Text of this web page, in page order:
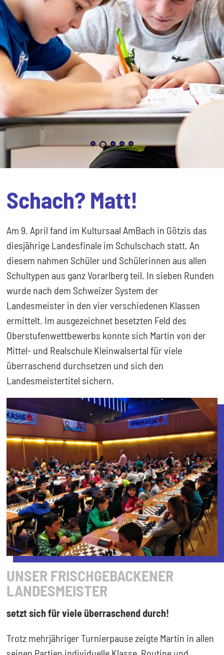
Schach? Matt!
Am 9. April fand im Kultursaal AmBach in Götzis das
diesjährige Landesfinale im Schulschach statt. An
diesem nahmen Schüler und Schülerinnen aus allen
Schultypen aus ganz Vorarlberg teil. In sieben Runden
wurde nach dem Schweizer System der
Landesmeister in den vier verschiedenen Klassen
ermittelt. Im ausgezeichnet besetzten Feld des
Oberstufenwettbewerbs konnte sich Martin von der
Mittel- und Realschule Kleinwalsertal für viele
überraschend durchsetzen und sich den
Landesmeistertitel sichern.
UNSER FRISCHGEBACKENER
LANDESMEISTER
setzt sich für viele überraschend durch!
Trotz mehrjähriger Turnierpause zeigte Martin in allen